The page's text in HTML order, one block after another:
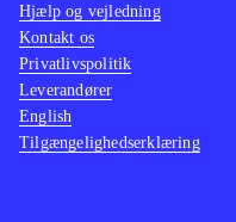
Hjælp og vejledning
Kontakt os
Privatlivspolitik
Leverandører
English
Tilgængelighedserklæring